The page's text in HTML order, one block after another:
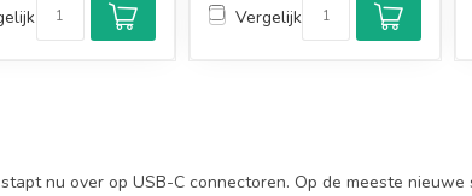
Vergelijk
nu over op USB-C connectoren. Op de meeste